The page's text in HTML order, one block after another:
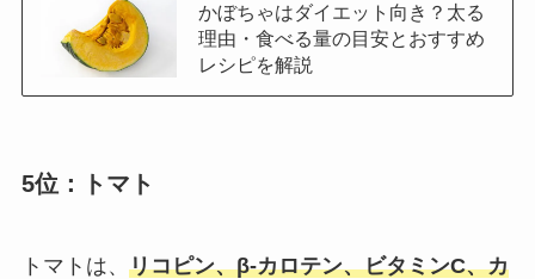
かぼちゃはダイエット向き？太る
理由・食べる量の目安とおすすめ
レシピを解説
5位：トマト
トマトは、 リコピン、β-カロテン、ビタミンC、カ